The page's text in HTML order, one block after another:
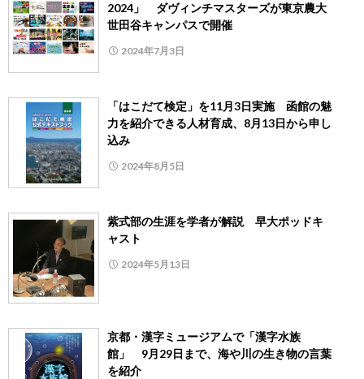
2024」 ダヴィンチマスターズが東京農大
世田谷キャンパスで開催
2024年7月3日
「はこだて検定」を11月3日実施 函館の魅
力を紹介できる人材育成、8月13日から申し
込み
2024年8月5日
紫式部の生涯を学者が解説 早大ポッドキ
ャスト
2024年5月13日
京都・漢字ミュージアムで「漢字水族
館」 9月29日まで、海や川の生き物の言葉
を紹介